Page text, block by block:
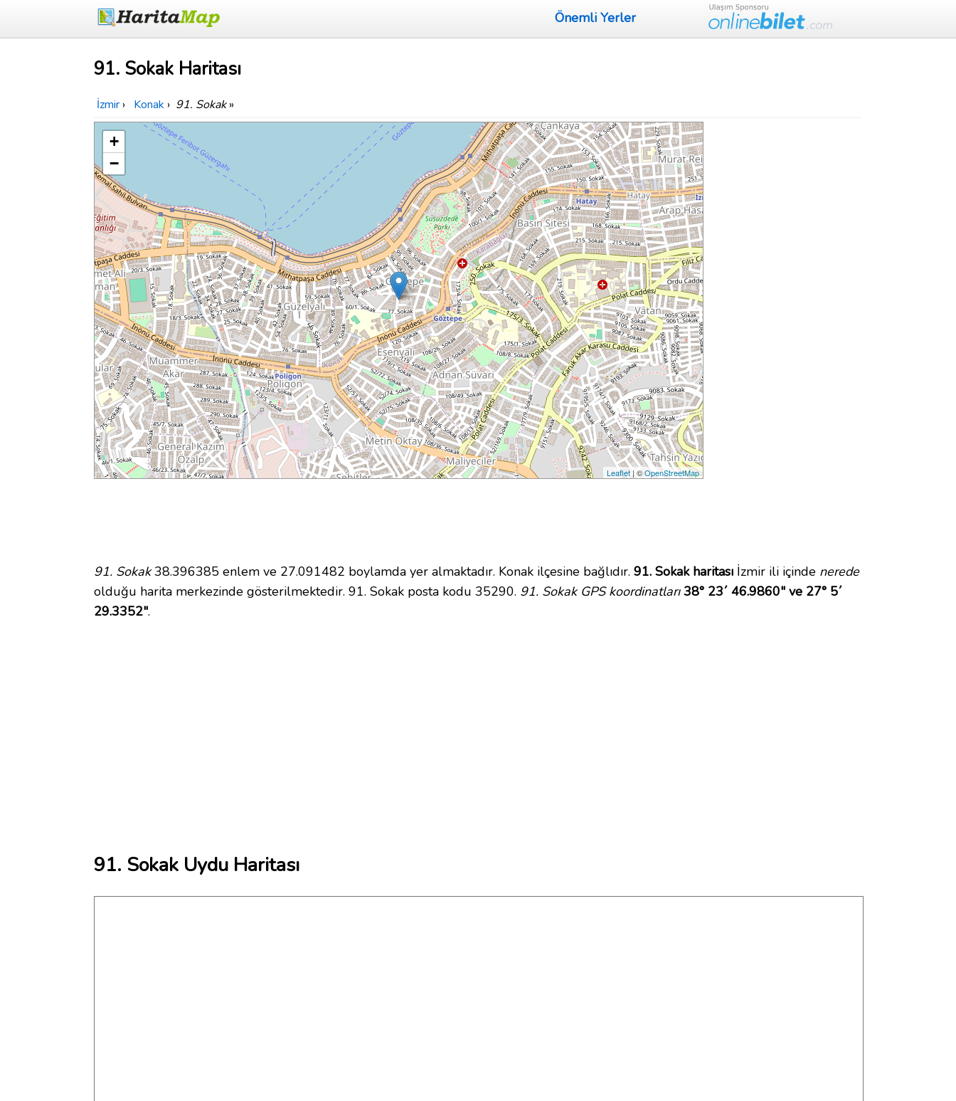
Önemli Yerler
91. Sokak Haritası
İzmir › Konak › 91. Sokak»
+
−
Leaflet| ©OpenStreetMap
91. Sokak38.396385 enlem ve 27.091482 boylamda yer almaktadır. Konak ilçesine bağlıdır. 91. Sokak haritası İzmir ili içinde nerede
olduğu harita merkezinde gösterilmektedir. 91. Sokak posta kodu 35290. 91. Sokak GPS koordinatları 38° 23´ 46.9860" ve 27° 5´
29.3352".
91. Sokak Uydu Haritası